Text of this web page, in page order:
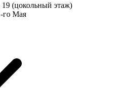
19 (цокольный этаж)
го Мая